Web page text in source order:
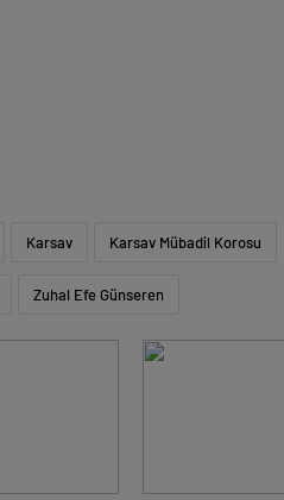
Karsav Karsav Mübadil Korosu
Zuhal Efe Günseren